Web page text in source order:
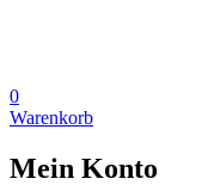
0
Warenkorb
Mein Konto